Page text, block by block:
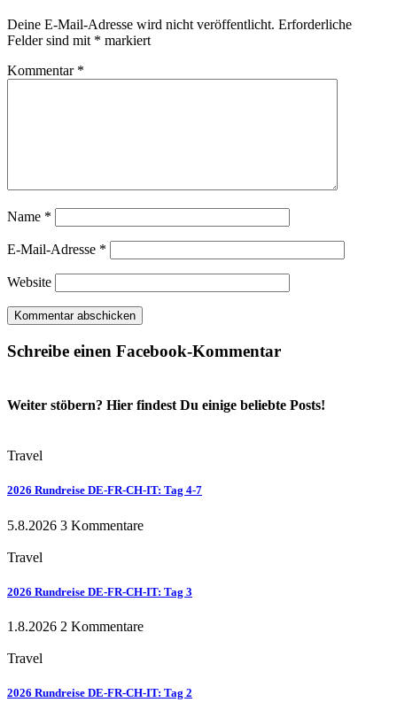
Deine E-Mail-Adresse wird nicht veröffentlicht. Erforderliche
Felder sind mit * markiert
Kommentar *
Name *
E-Mail-Adresse *
Website
Schreibe einen Facebook-Kommentar
Weiter stöbern? Hier findest Du einige beliebte Posts!
Travel
2026 Rundreise DE-FR-CH-IT: Tag 4-7
5.8.2026 3 Kommentare
Travel
2026 Rundreise DE-FR-CH-IT: Tag 3
1.8.2026 2 Kommentare
Travel
2026 Rundreise DE-FR-CH-IT: Tag 2